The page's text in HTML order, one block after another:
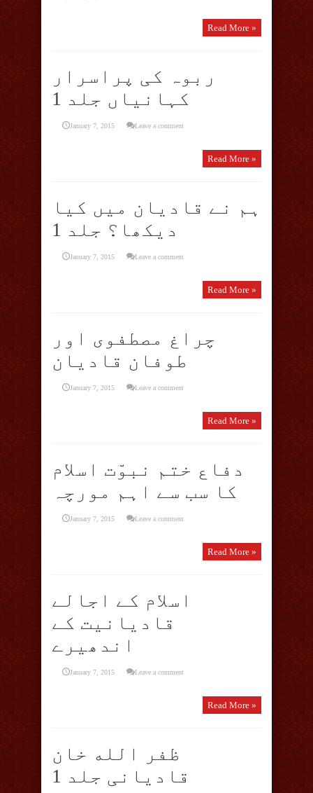
Read More »
ربوہ کی پراسرار
کہانیاں جلد 1
January 7, 2015 Leave a comment
Read More »
ہم نے قادیان میں کیا
دیکھا؟ جلد 1
January 7, 2015 Leave a comment
Read More »
چراغ مصطفوی اور
طوفان قادیان
January 7, 2015 Leave a comment
Read More »
دفاع ختم نبوّت اسلام
کا سب سے اہم مورچہ
January 7, 2015 Leave a comment
Read More »
اسلام کے اجالے
قادیانیت کے
اندھیرے
January 7, 2015 Leave a comment
Read More »
ظفر الله خان
قادیانی جلد 1